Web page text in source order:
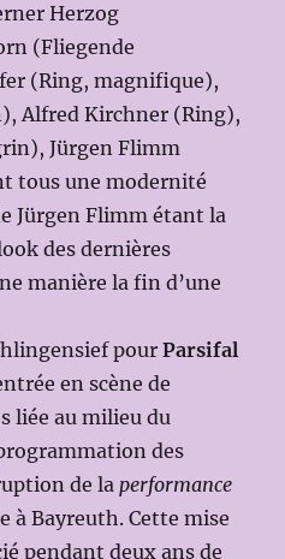
Herzog
(Fliegende
(Ring, magnifique),
Alfred Kirchner (Ring),
Jürgen Flimm
tous une modernité
Jürgen Flimm étant la
des dernières
manière la fin d’une
pourParsifal
en scène de
liée au milieu du
des
de laperformance
à Bayreuth. Cette mise
pendant deux ans de